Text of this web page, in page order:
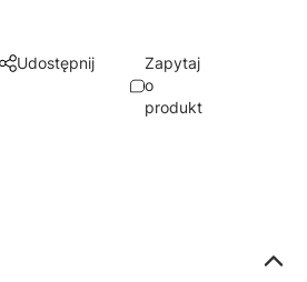
Udostępnij
Zapytaj
o
produkt